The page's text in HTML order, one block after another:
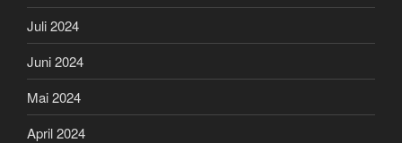
Juli 2024
Juni 2024
Mai 2024
April 2024